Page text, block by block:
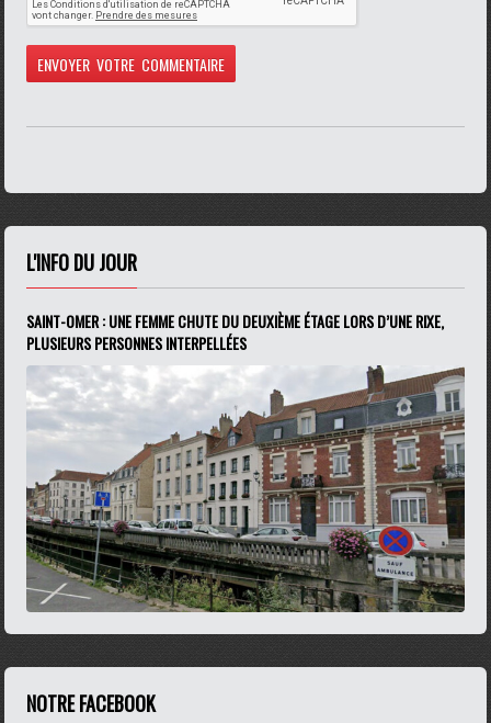
L'INFO DU JOUR
SAINT-OMER : UNE FEMME CHUTE DU DEUXIÈME ÉTAGE LORS D’UNE RIXE,
PLUSIEURS PERSONNES INTERPELLÉES
NOTRE FACEBOOK